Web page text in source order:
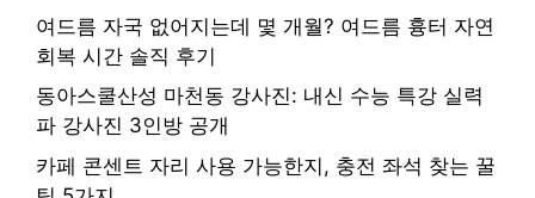
여드름 자국 없어지는데 몇 개월? 여드름 흉터 자연
회복 시간 솔직 후기
동아스쿨산성 마천동 강사진: 내신 수능 특강 실력
파 강사진 3인방 공개
카페 콘센트 자리 사용 가능한지, 충전 좌석 찾는 꿀